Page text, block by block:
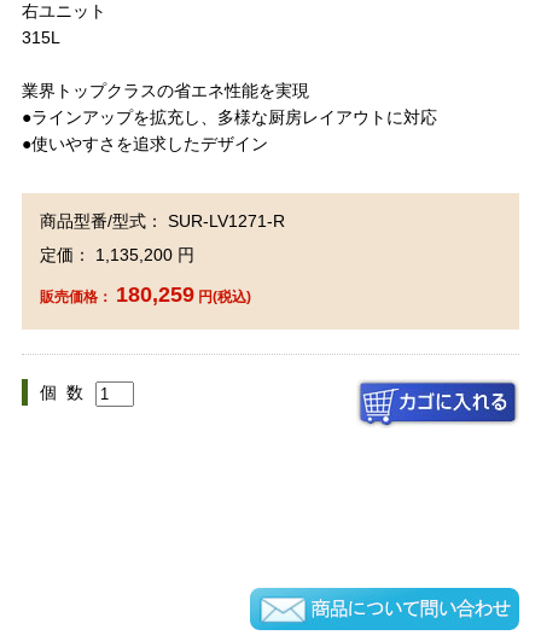
右ユニット
315L
業界トップクラスの省エネ性能を実現
●ラインアップを拡充し、多様な厨房レイアウトに対応
●使いやすさを追求したデザイン
商品型番/型式： SUR-LV1271-R
定価： 1,135,200 円
販売価格： 180,259円(税込)
個 数